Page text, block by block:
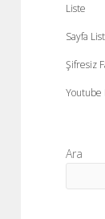
Liste
Sayfa
Şifresiz
Youtube
Yan
Ara